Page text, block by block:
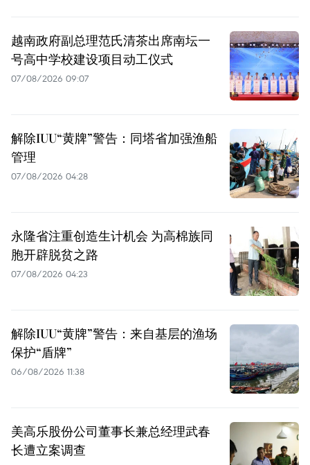
越南政府副总理范氏清茶出席南坛一
号高中学校建设项目动工仪式
07/08/2026 09:07
解除IUU“黄牌”警告：同塔省加强渔船
管理
07/08/2026 04:28
永隆省注重创造生计机会 为高棉族同
胞开辟脱贫之路
07/08/2026 04:23
解除IUU“黄牌”警告：来自基层的渔场
保护“盾牌”
06/08/2026 11:38
美高乐股份公司董事长兼总经理武春
长遭立案调查